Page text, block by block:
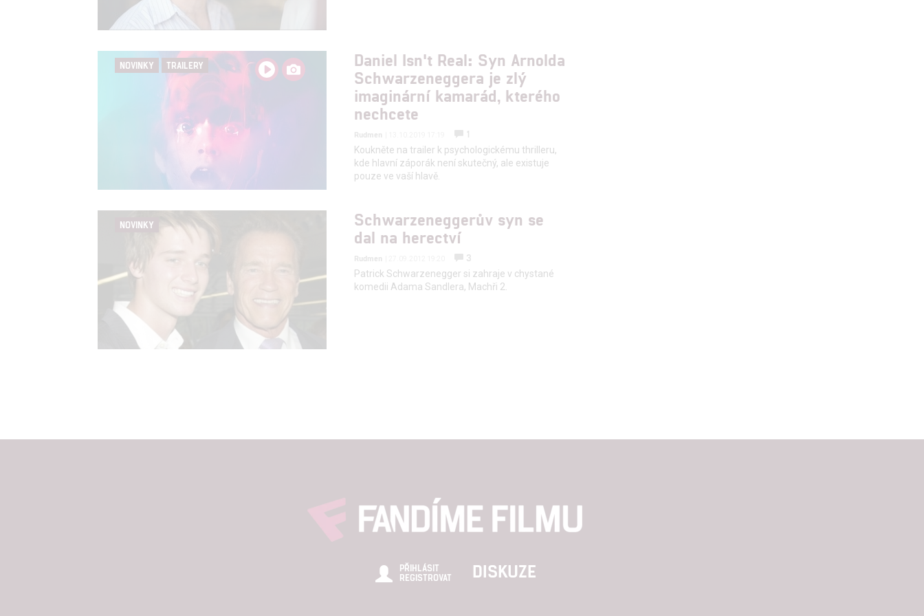
NOVINKY TRAILERY
Daniel Isn't Real: Syn Arnolda
Schwarzeneggera je zlý
imaginární kamarád, kterého
nechcete
Rudmen
1
Koukněte na trailer k psychologickému thrilleru,
kde hlavní záporák není skutečný, ale existuje
pouze ve vaší hlavě.
NOVINKY
Schwarzeneggerův syn se
dal na herectví
Rudmen
3
Patrick Schwarzenegger si zahraje v chystané
komedii Adama Sandlera, Machři 2.
PŘIHLÁSIT
REGISTROVAT
DISKUZE
Poskytování a zobrazování reklamy a obsahu